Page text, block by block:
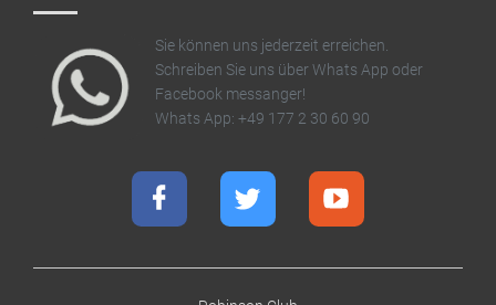
Sie können uns jederzeit erreichen.
Schreiben Sie uns über Whats App oder
Facebook messanger!
Whats App: +49 177 2 30 60 90